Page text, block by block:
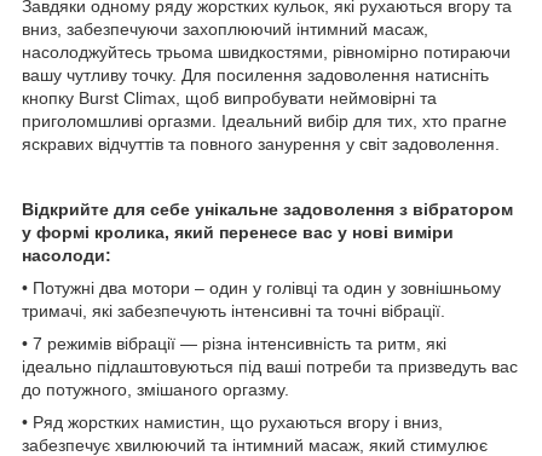
Завдяки одному ряду жорстких кульок, які рухаються вгору та
вниз, забезпечуючи захоплюючий інтимний масаж,
насолоджуйтесь трьома швидкостями, рівномірно потираючи
вашу чутливу точку. Для посилення задоволення натисніть
кнопку Burst Climax, щоб випробувати неймовірні та
приголомшливі оргазми. Ідеальний вибір для тих, хто прагне
яскравих відчуттів та повного занурення у світ задоволення.
Відкрийте для себе унікальне задоволення з вібратором
у формі кролика, який перенесе вас у нові виміри
насолоди:
• Потужні два мотори – один у голівці та один у зовнішньому
тримачі, які забезпечують інтенсивні та точні вібрації.
• 7 режимів вібрації — різна інтенсивність та ритм, які
ідеально підлаштовуються під ваші потреби та призведуть вас
до потужного, змішаного оргазму.
• Ряд жорстких намистин, що рухаються вгору і вниз,
забезпечує хвилюючий та інтимний масаж, який стимулює